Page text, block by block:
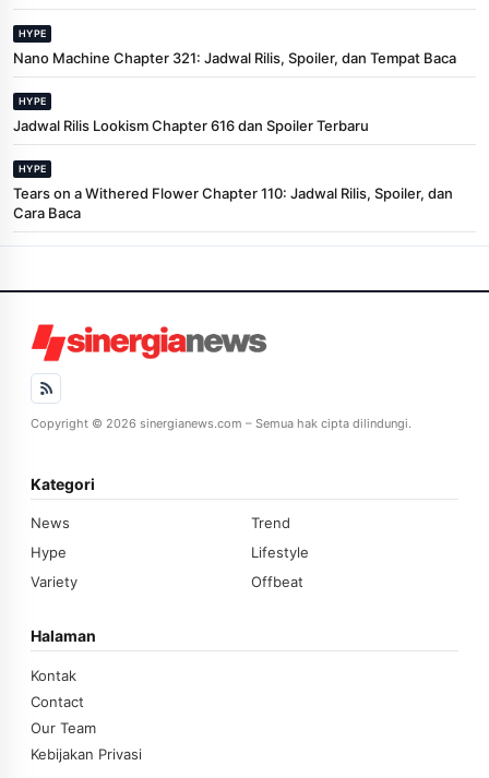
HYPE
Nano Machine Chapter 321: Jadwal Rilis, Spoiler, dan Tempat Baca
HYPE
Jadwal Rilis Lookism Chapter 616 dan Spoiler Terbaru
HYPE
Tears on a Withered Flower Chapter 110: Jadwal Rilis, Spoiler, dan
Cara Baca
Copyright © 2026 sinergianews.com – Semua hak cipta dilindungi.
Kategori
News
Trend
Hype
Lifestyle
Variety
Offbeat
Halaman
Kontak
Contact
Our Team
Kebijakan Privasi